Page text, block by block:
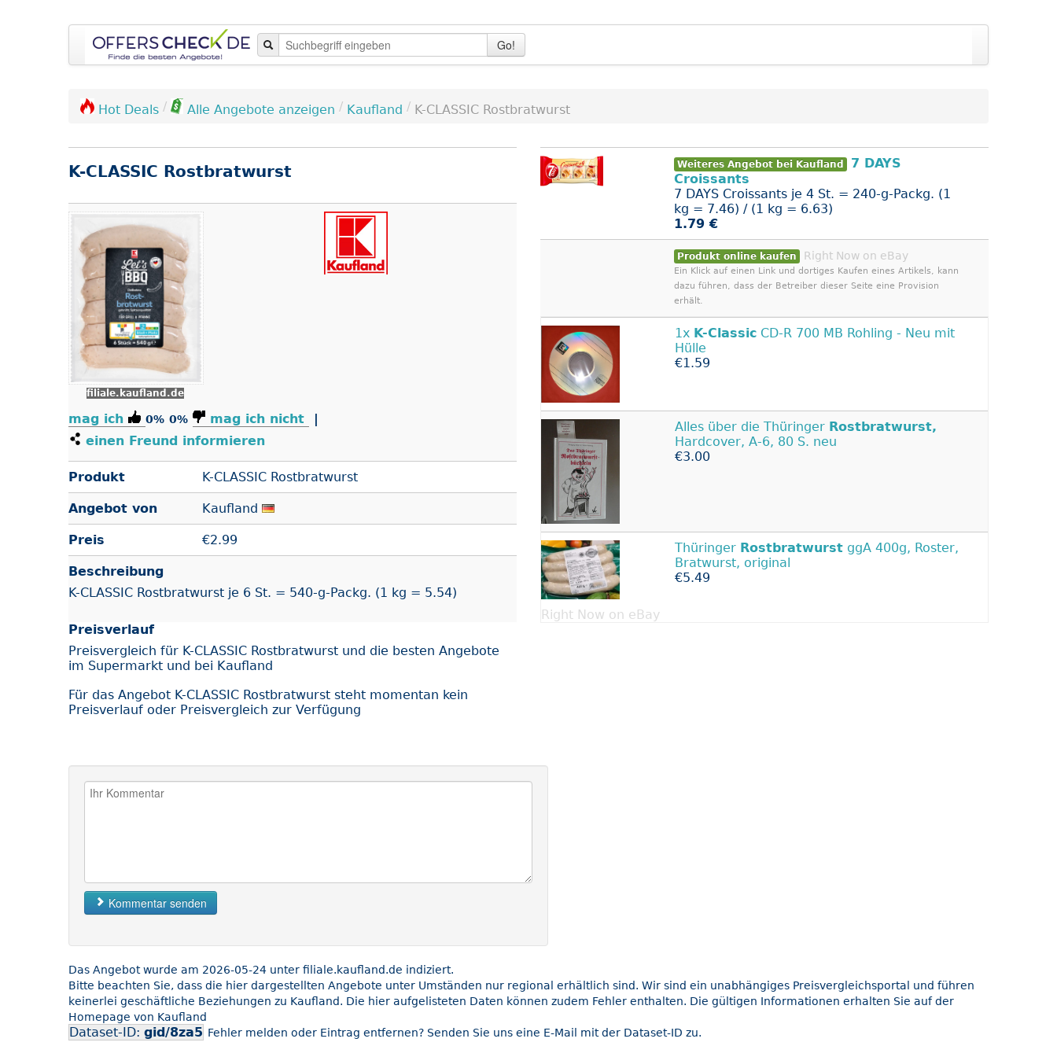
Go!
Hot Deals / Alle Angebote anzeigen / Kaufland / K-CLASSIC Rostbratwurst
K-CLASSIC Rostbratwurst
filiale.kaufland.de
mag ich 0% 0% mag ich nicht
|
einen Freund informieren
Produkt K-CLASSIC Rostbratwurst
Angebot von Kaufland
Preis €2.99
Beschreibung
K-CLASSIC Rostbratwurst je 6 St. = 540-g-Packg. (1 kg = 5.54)
Preisverlauf
Preisvergleich für K-CLASSIC Rostbratwurst und die besten Angebote
im Supermarkt und bei Kaufland
Für das Angebot K-CLASSIC Rostbratwurst steht momentan kein
Preisverlauf oder Preisvergleich zur Verfügung
Weiteres Angebot bei Kaufland
7 DAYS
Croissants
7 DAYS Croissants je 4 St. = 240-g-Packg. (1
kg = 7.46) / (1 kg = 6.63)
1.79 €
Produkt online kaufen Right Now on eBay
Ein Klick auf einen Link und dortiges Kaufen eines Artikels, kann
dazu führen, dass der Betreiber dieser Seite eine Provision
erhält.
1x K-Classic CD-R 700 MB Rohling - Neu mit
Hülle
€1.59
Alles über die Thüringer Rostbratwurst,
Hardcover, A-6, 80 S. neu
€3.00
Thüringer Rostbratwurst ggA 400g, Roster,
Bratwurst, original
€5.49
Right Now on eBay
Kommentar senden
Das Angebot wurde am 2026-05-24 unter filiale.kaufland.de indiziert.
Bitte beachten Sie, dass die hier dargestellten Angebote unter Umständen nur regional erhältlich sind. Wir sind ein unabhängiges Preisvergleichsportal und führen
keinerlei geschäftliche Beziehungen zu Kaufland. Die hier aufgelisteten Daten können zudem Fehler enthalten. Die gültigen Informationen erhalten Sie auf der
Homepage von Kaufland
Dataset-ID: gid/8za5 Fehler melden oder Eintrag entfernen? Senden Sie uns eine E-Mail mit der Dataset-ID zu.